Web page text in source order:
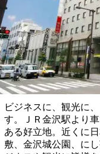
ビジネスに、観光に
す。ＪＲ金沢駅より
ある好立地。近くに
敷、金沢城公園、に